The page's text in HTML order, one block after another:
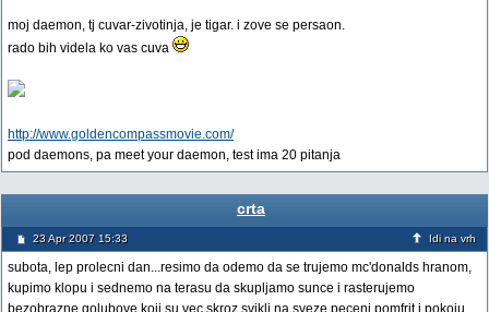
moj daemon, tj cuvar-zivotinja, je tigar. i zove se persaon.
rado bih videla ko vas cuva
http://www.goldencompassmovie.com/
pod daemons, pa meet your daemon, test ima 20 pitanja
crta
23 Apr 2007 15:33 Idi na vrh
subota, lep prolecni dan...resimo da odemo da se trujemo mc'donalds hranom,
kupimo klopu i sednemo na terasu da skupljamo sunce i rasterujemo
bezobrazne golubove koji su vec skroz svikli na sveze peceni pomfrit i pokoju